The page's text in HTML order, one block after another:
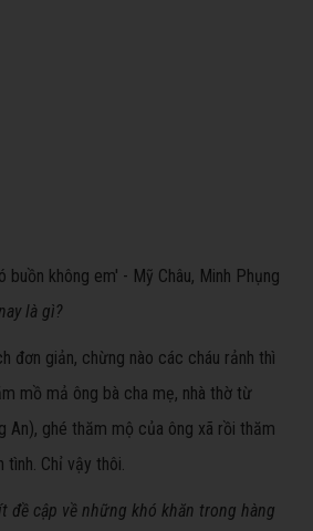
không em' - Mỹ Châu, Minh Phụng
là gì?
đơn giản, chừng nào các cháu rảnh thì
mồ mả ông bà cha mẹ, nhà thờ từ
An), ghé thăm mộ của ông xã rồi thăm
tình. Chỉ vậy thôi.
đề cập về những khó khăn trong hàng